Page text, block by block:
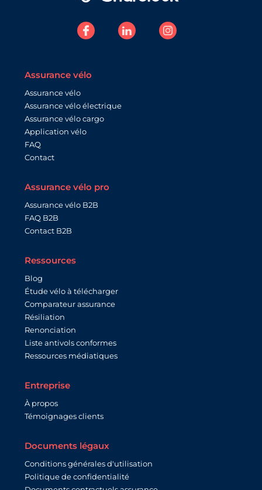
Assurance vélo
Assurance vélo
Assurance vélo électrique
Assurance vélo cargo
Application vélo
FAQ
Contact
Assurance vélo pro
Assurance vélo B2B
FAQ B2B
Contact B2B
Ressources
Blog
Étude vélo à télécharger
Comparateur assurance
Résiliation
Renonciation
Liste antivols conformes
Ressources médiatiques
Entreprise
À propos
Témoignages clients
Documents légaux
Conditions générales d'utilisation
Politique de confidentialité